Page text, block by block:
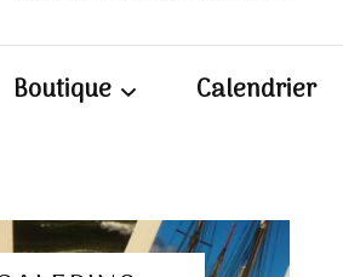
Boutique
photos
Calendrier